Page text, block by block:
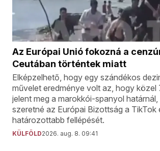
Az Európai Unió fokozná a
Ceutában történtek miatt
Elképzelhető, hogy egy szándékos
művelet eredménye volt az, hogy közel
jelent meg a marokkói-spanyol határnál,
szeretné az Európai Bizottság a TikTok
határozottabb fellépését.
KÜLFÖLD2026. aug. 8. 09:41